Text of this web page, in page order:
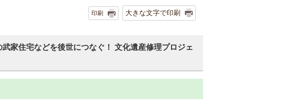
印刷 大きな文字で印刷
家住宅などを後世につなぐ！ 文化遺産修理プロジェ